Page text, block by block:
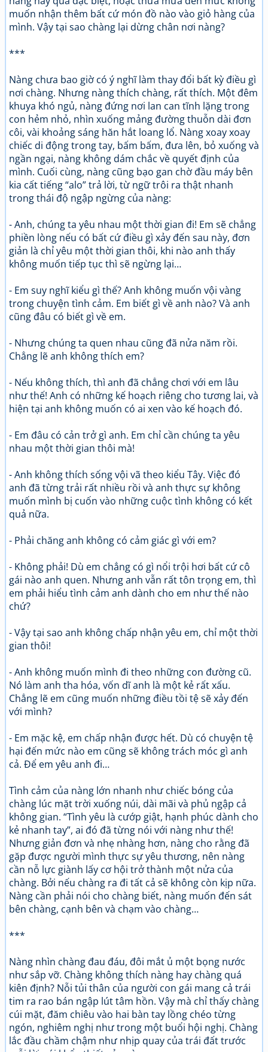
muốn nhận thêm bất cứ món đồ nào vào giỏ hàng của
mình. Vậy tại sao chàng lại dừng chân nơi nàng?
***
Nàng chưa bao giờ có ý nghĩ làm thay đổi bất kỳ điều gì
nơi chàng. Nhưng nàng thích chàng, rất thích. Một đêm
khuya khó ngủ, nàng đứng nơi lan can tĩnh lặng trong
con hẻm nhỏ, nhìn xuống mảng đường thuỗn dài đơn
côi, vài khoảng sáng hăn hắt loang lổ. Nàng xoay xoay
chiếc di động trong tay, bấm bấm, đưa lên, bỏ xuống và
ngần ngại, nàng không dám chắc về quyết định của
mình. Cuối cùng, nàng cũng bạo gan chờ đầu máy bên
kia cất tiếng “alo” trả lời, từ ngữ trôi ra thật nhanh
trong thái độ ngập ngừng của nàng:
- Anh, chúng ta yêu nhau một thời gian đi! Em sẽ chẳng
phiền lòng nếu có bất cứ điều gì xảy đến sau này, đơn
giản là chỉ yêu một thời gian thôi, khi nào anh thấy
không muốn tiếp tục thì sẽ ngừng lại…
- Em suy nghĩ kiểu gì thế? Anh không muốn vội vàng
trong chuyện tình cảm. Em biết gì về anh nào? Và anh
cũng đâu có biết gì về em.
- Nhưng chúng ta quen nhau cũng đã nửa năm rồi.
Chẳng lẽ anh không thích em?
- Nếu không thích, thì anh đã chẳng chơi với em lâu
như thế! Anh có những kế hoạch riêng cho tương lai, và
hiện tại anh không muốn có ai xen vào kế hoạch đó.
- Em đâu có cản trở gì anh. Em chỉ cần chúng ta yêu
nhau một thời gian thôi mà!
- Anh không thích sống vội vã theo kiểu Tây. Việc đó
anh đã từng trải rất nhiều rồi và anh thực sự không
muốn mình bị cuốn vào những cuộc tình không có kết
quả nữa.
- Phải chăng anh không có cảm giác gì với em?
- Không phải! Dù em chẳng có gì nổi trội hơi bất cứ cô
gái nào anh quen. Nhưng anh vẫn rất tôn trọng em, thì
em phải hiểu tình cảm anh dành cho em như thế nào
chứ?
- Vậy tại sao anh không chấp nhận yêu em, chỉ một thời
gian thôi!
- Anh không muốn mình đi theo những con đường cũ.
Nó làm anh tha hóa, vốn dĩ anh là một kẻ rất xấu.
Chẳng lẽ em cũng muốn những điều tồi tệ sẽ xảy đến
với mình?
- Em mặc kệ, em chấp nhận được hết. Dù có chuyện tệ
hại đến mức nào em cũng sẽ không trách móc gì anh
cả. Để em yêu anh đi…
Tình cảm của nàng lớn nhanh như chiếc bóng của
chàng lúc mặt trời xuống núi, dài mãi và phủ ngập cả
không gian. “Tình yêu là cướp giật, hạnh phúc dành cho
kẻ nhanh tay”, ai đó đã từng nói với nàng như thế!
Nhưng giản đơn và nhẹ nhàng hơn, nàng cho rằng đã
gặp được người mình thực sự yêu thương, nên nàng
cần nỗ lực giành lấy cơ hội trở thành một nửa của
chàng. Bởi nếu chàng ra đi tất cả sẽ không còn kịp nữa.
Nàng cần phải nói cho chàng biết, nàng muốn đến sát
bên chàng, cạnh bên và chạm vào chàng…
***
Nàng nhìn chàng đau đáu, đôi mắt ủ một bọng nước
như sắp vỡ. Chàng không thích nàng hay chàng quá
kiên định? Nỗi tủi thân của người con gái mang cả trái
tim ra rao bán ngập lút tâm hồn. Vậy mà chỉ thấy chàng
cúi mặt, đăm chiêu vào hai bàn tay lồng chéo từng
ngón, nghiêm nghị như trong một buổi hội nghị. Chàng
lắc đầu chầm chậm như nhịp quay của trái đất trước